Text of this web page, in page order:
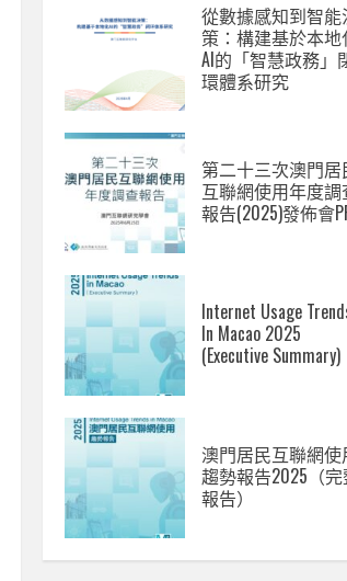
從數據感知到智能
策：構建基於本地
AI的「智慧政務」
環體系研究
第二十三次澳門居
互聯網使用年度調
報告(2025)發佈會
Internet Usage
In Macao 2025
(Executive Summary)
澳門居民互聯網使
趨勢報告2025（
報告）